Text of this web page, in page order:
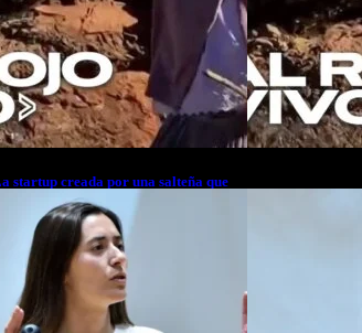
startup creada por una salteña que
resolver el estrés financiero en